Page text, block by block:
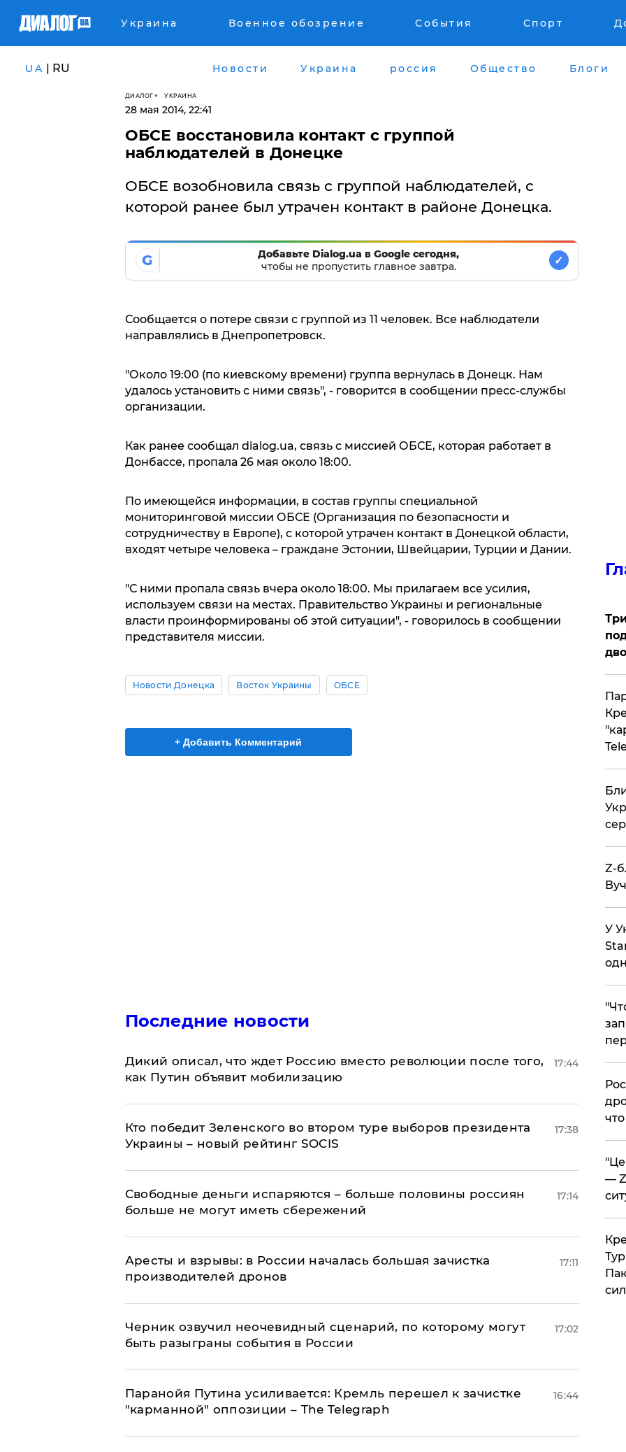
Украина Военное обозрение События Спорт
UA | RU Новости Украина россия Общество Блоги
ДИАЛОГ УКРАИНА
28 мая 2014, 22:41
ОБСЕ восстановила контакт с группой
наблюдателей в Донецке
ОБСЕ возобновила связь с группой наблюдателей, с
которой ранее был утрачен контакт в районе Донецка.
G
Добавьте Dialog.ua в Google сегодня,
чтобы не пропустить главное завтра.
✓
Сообщается о потере связи с группой из 11 человек. Все наблюдатели
направлялись в Днепропетровск.
"Около 19:00 (по киевскому времени) группа вернулась в Донецк. Нам
удалось установить с ними связь", - говорится в сообщении пресс-службы
организации.
Как ранее сообщал dialog.ua, связь с миссией ОБСЕ, которая работает в
Донбассе, пропала 26 мая около 18:00.
По имеющейся информации, в состав группы специальной
мониторинговой миссии ОБСЕ (Организация по безопасности и
сотрудничеству в Европе), с которой утрачен контакт в Донецкой области,
входят четыре человека – граждане Эстонии, Швейцарии, Турции и Дании.
"С ними пропала связь вчера около 18:00. Мы прилагаем все усилия,
используем связи на местах. Правительство Украины и региональные
власти проинформированы об этой ситуации", - говорилось в сообщении
представителя миссии.
Новости Донецка Восток Украины ОБСЕ
+ Добавить Комментарий
Последние новости
Дикий описал, что ждет Россию вместо революции после того,
как Путин объявит мобилизацию
17:44
Кто победит Зеленского во втором туре выборов президента
Украины – новый рейтинг SOCIS
17:38
Свободные деньги испаряются – больше половины россиян
больше не могут иметь сбережений
17:14
Аресты и взрывы: в России началась большая зачистка
производителей дронов
17:11
Черник озвучил неочевидный сценарий, по которому могут
быть разыграны события в России
17:02
Паранойя Путина усиливается: Кремль перешел к зачистке
"карманной" оппозиции – The Telegraph
16:44
Z-
У
—